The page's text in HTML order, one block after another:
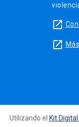
launch
launch
Utilizando el Kit Digital